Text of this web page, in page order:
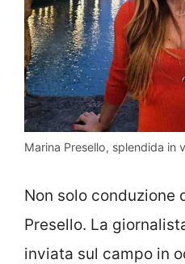
Marina Presello, splendida in
Non solo conduzione
Presello. La
inviata sul campo in